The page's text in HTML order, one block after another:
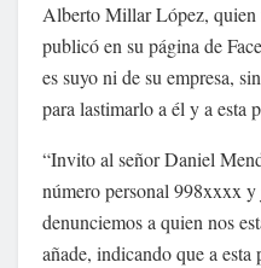
Alberto Millar López, quien
publicó en su página de
es suyo ni de su empresa,
para lastimarlo a él y a esta
“Invito al señor Daniel
número personal 998xxxx
denunciemos a quien nos
añade, indicando que a esta